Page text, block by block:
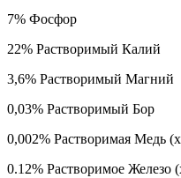
7% Фосфор
22% Растворимый Калий
3,6% Растворимый Магний
0,03% Растворимый Бор
0,002% Растворимая Медь
0.12% Растворимое Железо